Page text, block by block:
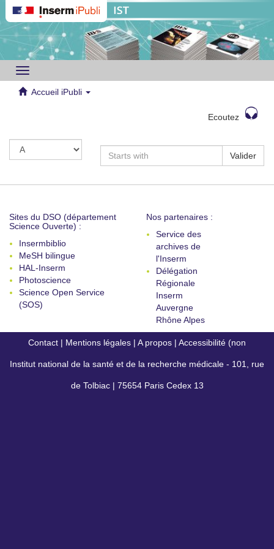
Toggle
navigation
Accueil iPubli
Ecoutez
Valider
Sites du DSO (département
Science Ouverte) :
Insermbiblio
MeSH bilingue
HAL-Inserm
Photoscience
Science Open Service
(SOS)
Nos partenaires :
Service des
archives de
l'Inserm
Délégation
Régionale
Inserm
Auvergne
Rhône Alpes
Contact | Mentions légales | A propos | Accessibilité (non
conforme)
Institut national de la santé et de la recherche médicale - 101, rue
de Tolbiac | 75654 Paris Cedex 13